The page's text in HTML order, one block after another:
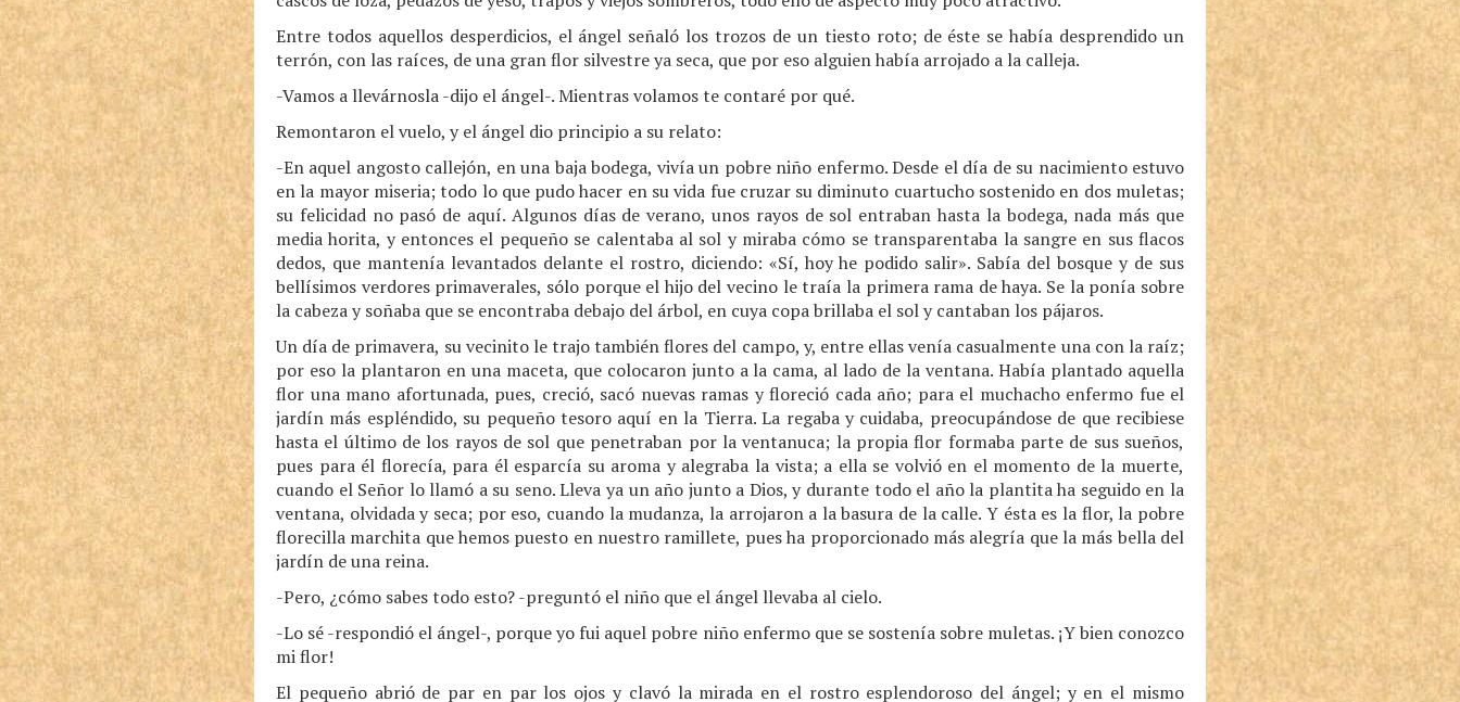
Entre todos aquellos desperdicios, el ángel señaló los trozos de un tiesto roto; de éste se había desprendido un
terrón, con las raíces, de una gran flor silvestre ya seca, que por eso alguien había arrojado a la calleja.
-Vamos a llevárnosla -dijo el ángel-. Mientras volamos te contaré por qué.
Remontaron el vuelo, y el ángel dio principio a su relato:
-En aquel angosto callejón, en una baja bodega, vivía un pobre niño enfermo. Desde el día de su nacimiento estuvo
en la mayor miseria; todo lo que pudo hacer en su vida fue cruzar su diminuto cuartucho sostenido en dos muletas;
su felicidad no pasó de aquí. Algunos días de verano, unos rayos de sol entraban hasta la bodega, nada más que
media horita, y entonces el pequeño se calentaba al sol y miraba cómo se transparentaba la sangre en sus flacos
dedos, que mantenía levantados delante el rostro, diciendo: «Sí, hoy he podido salir». Sabía del bosque y de sus
bellísimos verdores primaverales, sólo porque el hijo del vecino le traía la primera rama de haya. Se la ponía sobre
la cabeza y soñaba que se encontraba debajo del árbol, en cuya copa brillaba el sol y cantaban los pájaros.
Un día de primavera, su vecinito le trajo también flores del campo, y, entre ellas venía casualmente una con la raíz;
por eso la plantaron en una maceta, que colocaron junto a la cama, al lado de la ventana. Había plantado aquella
flor una mano afortunada, pues, creció, sacó nuevas ramas y floreció cada año; para el muchacho enfermo fue el
jardín más espléndido, su pequeño tesoro aquí en la Tierra. La regaba y cuidaba, preocupándose de que recibiese
hasta el último de los rayos de sol que penetraban por la ventanuca; la propia flor formaba parte de sus sueños,
pues para él florecía, para él esparcía su aroma y alegraba la vista; a ella se volvió en el momento de la muerte,
cuando el Señor lo llamó a su seno. Lleva ya un año junto a Dios, y durante todo el año la plantita ha seguido en la
ventana, olvidada y seca; por eso, cuando la mudanza, la arrojaron a la basura de la calle. Y ésta es la flor, la pobre
florecilla marchita que hemos puesto en nuestro ramillete, pues ha proporcionado más alegría que la más bella del
jardín de una reina.
-Pero, ¿cómo sabes todo esto? -preguntó el niño que el ángel llevaba al cielo.
-Lo sé -respondió el ángel-, porque yo fui aquel pobre niño enfermo que se sostenía sobre muletas. ¡Y bien conozco
mi flor!
El pequeño abrió de par en par los ojos y clavó la mirada en el rostro esplendoroso del ángel; y en el mismo